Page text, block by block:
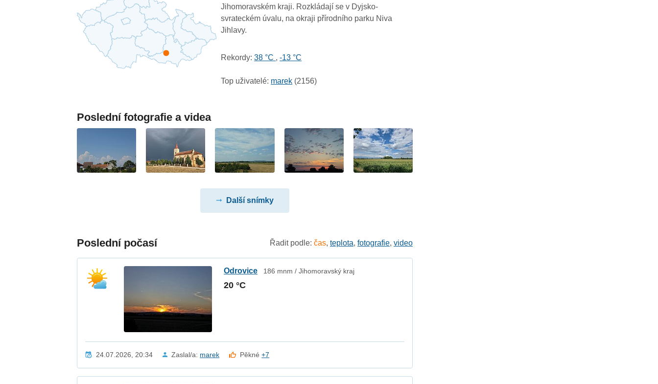
Jihomoravském kraji. Rozkládají se v Dyjsko-
svrateckém úvalu, na okraji přírodního parku Niva
Jihlavy.
Rekordy: 38 °C ,-13 °C
Top uživatelé: marek (2156)
Poslední fotografie a videa
Další snímky
Poslední počasí Řadit podle: čas, teplota, fotografie, video
Odrovice 186 mnm / Jihomoravský kraj
20 °C
24.07.2026, 20:34 Zaslal/a: marek Pěkné+7